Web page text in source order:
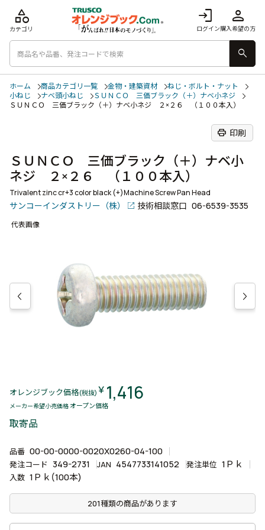
login
ログイン
person
購入希望の方
category
カテゴリ
search
ホーム 商品カテゴリ一覧 金物・建築資材
ねじ・ボルト・ナット
小ねじ
ナベ頭小ねじ
ＳＵＮＣＯ 三価ブラック（＋）ナベ小ネジ
ＳＵＮＣＯ 三価ブラック（＋）ナベ小ネジ ２×２６ （１００本入）
print 印刷
ＳＵＮＣＯ 三価ブラック（＋）ナベ小
ネジ ２×２６ （１００本入）
Trivalent zinc cr+3 color black (+)Machine Screw Pan Head
サンコーインダストリー（株） 技術相談窓口 06-6539-3535
代表画像
オレンジブック価格(税抜) ￥ 1,416
メーカー希望小売価格 オープン価格
取寄品
品番 00-00-0000-0020X0260-04-100
発注コード 349-2731 JAN 4547733141052 発注単位 1Ｐｋ
入数 1Ｐｋ(100本)
201種類の商品があります